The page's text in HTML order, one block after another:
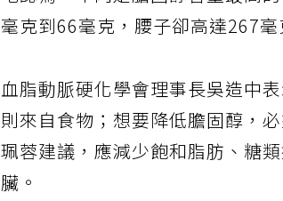
毫克到66毫克，腰子卻高達267
血脂動脈硬化學會理事長吳造中
則來自食物；想要降低膽固醇，
珮蓉建議，應減少飽和脂肪、糖
臟。